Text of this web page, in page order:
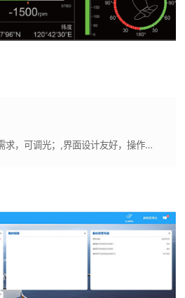
产品特点：满足船用夜航需求，可调光；,界面设计友好，操作简便；